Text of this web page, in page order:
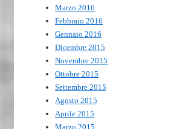
Marzo 2016
Febbraio 2016
Gennaio 2016
Dicembre 2015
Novembre 2015
Ottobre 2015
Settembre 2015
Agosto 2015
Aprile 2015
Marzo 2015